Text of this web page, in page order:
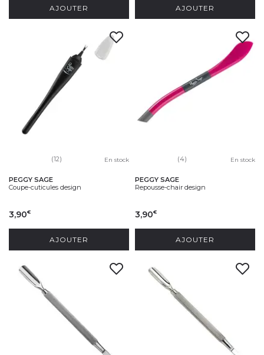
AJOUTER AJOUTER
(12) En stock
PEGGY SAGE
Coupe-cuticules design
3,90€
AJOUTER
(4) En stock
PEGGY SAGE
Repousse-chair design
3,90€
AJOUTER